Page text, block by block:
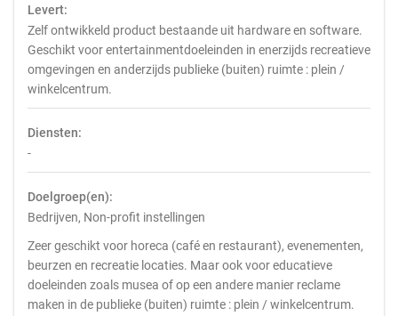
Levert:
Zelf ontwikkeld product bestaande uit hardware en software.
Geschikt voor entertainmentdoeleinden in enerzijds recreatieve
omgevingen en anderzijds publieke (buiten) ruimte : plein /
winkelcentrum.
Diensten:
-
Doelgroep(en):
Bedrijven, Non-profit instellingen
Zeer geschikt voor horeca (café en restaurant), evenementen,
beurzen en recreatie locaties. Maar ook voor educatieve
doeleinden zoals musea of op een andere manier reclame
maken in de publieke (buiten) ruimte : plein / winkelcentrum.